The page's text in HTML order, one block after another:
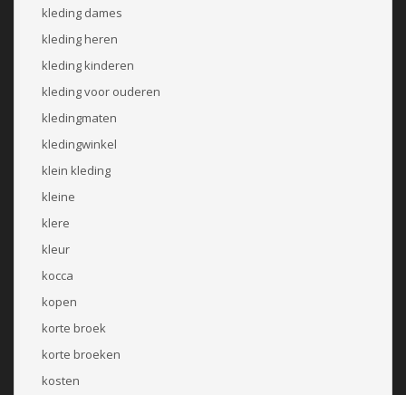
kleding dames
kleding heren
kleding kinderen
kleding voor ouderen
kledingmaten
kledingwinkel
klein kleding
kleine
klere
kleur
kocca
kopen
korte broek
korte broeken
kosten